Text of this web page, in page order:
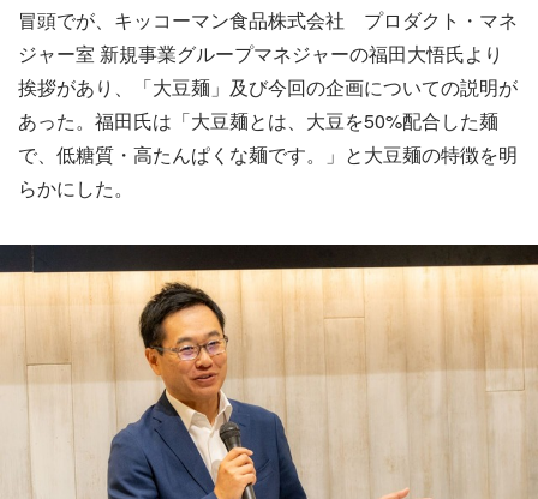
冒頭でが、キッコーマン食品株式会社 プロダクト・マネ
ジャー室 新規事業グループマネジャーの福田大悟氏より
挨拶があり、「大豆麺」及び今回の企画についての説明が
あった。福田氏は「大豆麺とは、大豆を50%配合した麺
で、低糖質・高たんぱくな麺です。」と大豆麺の特徴を明
らかにした。